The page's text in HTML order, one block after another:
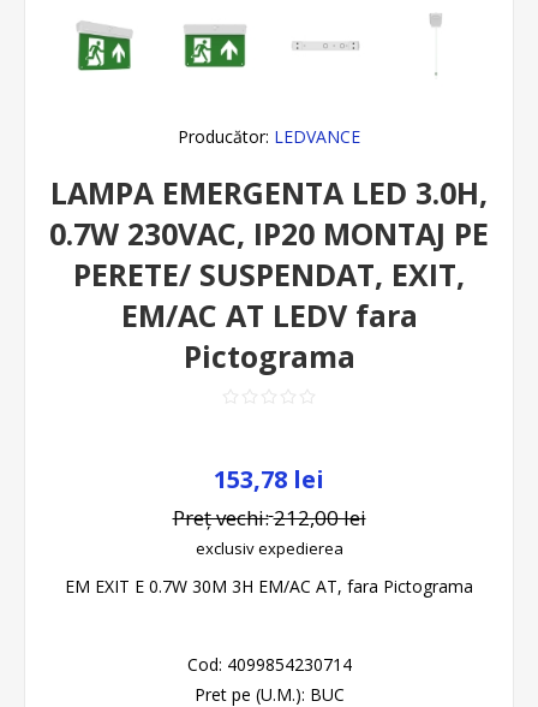
Producător: LEDVANCE
LAMPA EMERGENTA LED 3.0H,
0.7W 230VAC, IP20 MONTAJ PE
PERETE/ SUSPENDAT, EXIT,
EM/AC AT LEDV fara
Pictograma
153,78 lei
Preț vechi:212,00 lei
exclusivexpedierea
EM EXIT E 0.7W 30M 3H EM/AC AT, fara Pictograma
Cod: 4099854230714
Pret pe (U.M.): BUC